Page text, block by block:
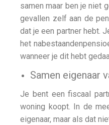
samen maar ben je niet
gevallen zelf aan de
dat je een partner hebt.
het
wanneer je dit hebt
Samen eigenaar
Je bent een fiscaal
woning koopt. In de
eigenaar, maar als dat